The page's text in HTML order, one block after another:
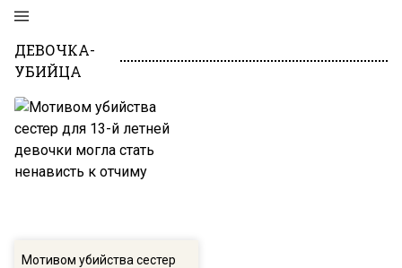
ДЕВОЧКА-
УБИЙЦА
Мотивом убийства сестер